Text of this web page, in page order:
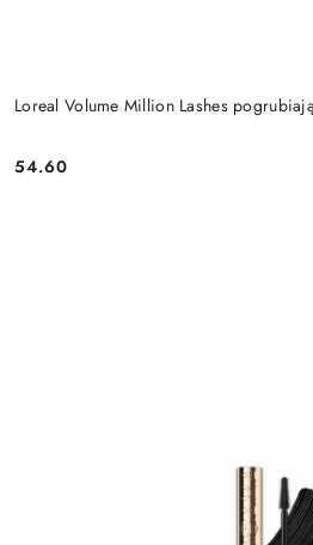
Loreal Volume Million Lashes
Cena:
54.60